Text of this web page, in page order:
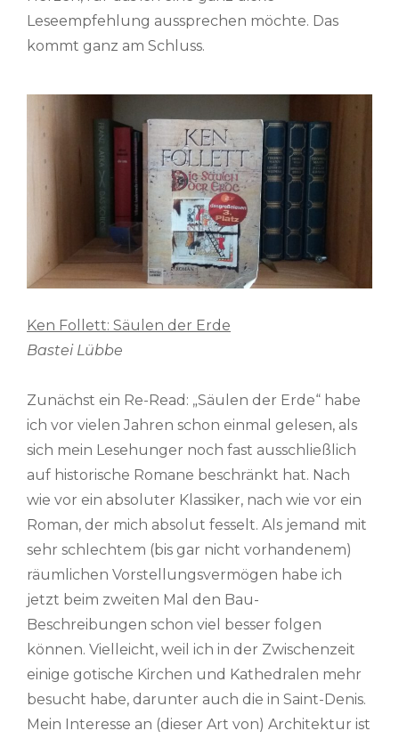
Leseempfehlung aussprechen möchte. Das
kommt ganz am Schluss.
Ken Follett: Säulen der Erde
Bastei Lübbe
Zunächst ein Re-Read: „Säulen der Erde“ habe
ich vor vielen Jahren schon einmal gelesen, als
sich mein Lesehunger noch fast ausschließlich
auf historische Romane beschränkt hat. Nach
wie vor ein absoluter Klassiker, nach wie vor ein
Roman, der mich absolut fesselt. Als jemand mit
sehr schlechtem (bis gar nicht vorhandenem)
räumlichen Vorstellungsvermögen habe ich
jetzt beim zweiten Mal den Bau-
Beschreibungen schon viel besser folgen
können. Vielleicht, weil ich in der Zwischenzeit
einige gotische Kirchen und Kathedralen mehr
besucht habe, darunter auch die in Saint-Denis.
Mein Interesse an (dieser Art von) Architektur ist